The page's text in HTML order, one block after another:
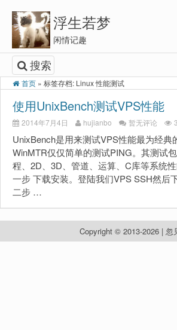
浮生若梦
闲情记趣
搜索
首页 » 标签存档: Linux 性能测试
使用UnixBench测试VPS性能
2014年7月4日 hujianbo 暂无评论
UnixBench是用来测试VPS性能最为经典
WinMTR仅仅简单的测试PING。其测试
程、2D、3D、管道、运算、C库等系统
一步 下载安装。登陆我们VPS SSH然后
二步 …
Copyright © 2013-2026 | 忽